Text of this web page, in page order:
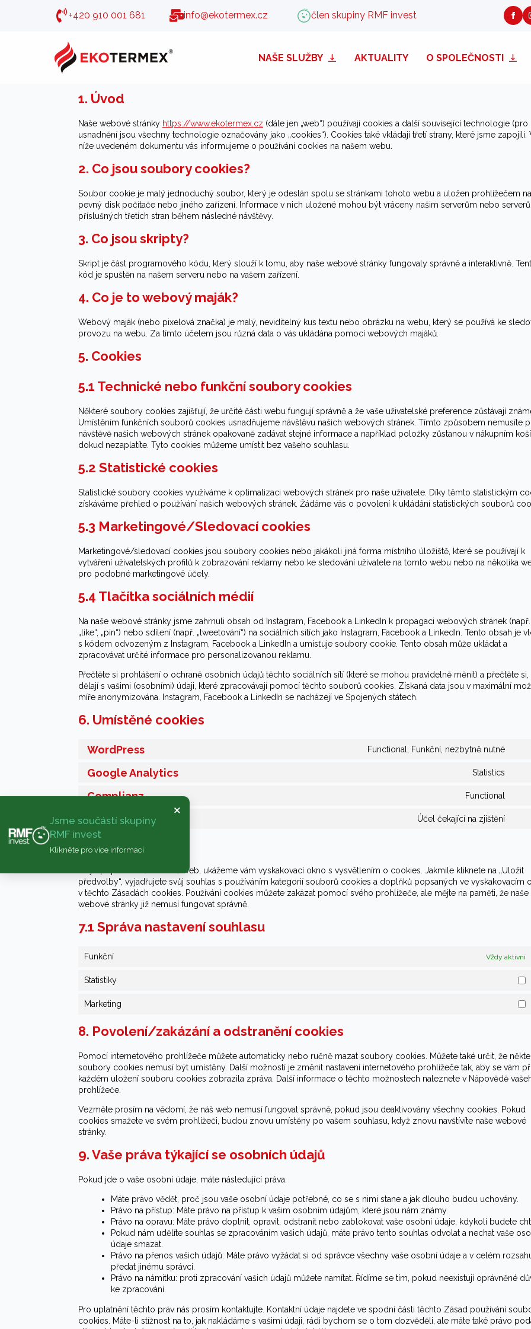
+420 910 001 681 info@ekotermex.cz člen skupiny RMF invest
NAŠE SLUŽBY AKTUALITY O SPOLEČNOSTI
×
Jsme součástí skupiny
RMF invest
Klikněte pro více informací
Tyto Zásady cookies byly naposledy aktualizovány 2. 6. 2026 a vztahují se na občany a osoby s trvalým pobytem v
1. Úvod
Naše webové stránky https://www.ekotermex.cz (dále jen „web“) používají cookies a další související technologie (pro
usnadnění jsou všechny technologie označovány jako „cookies“). Cookies také vkládají třetí strany, které jsme zapojili.
níže uvedeném dokumentu vás informujeme o používání cookies na našem webu.
2. Co jsou soubory cookies?
Soubor cookie je malý jednoduchý soubor, který je odeslán spolu se stránkami tohoto webu a uložen prohlížečem na
pevný disk počítače nebo jiného zařízení. Informace v nich uložené mohou být vráceny našim serverům nebo
příslušných třetích stran během následné návštěvy.
3. Co jsou skripty?
Skript je část programového kódu, který slouží k tomu, aby naše webové stránky fungovaly správně a interaktivně.
kód je spuštěn na našem serveru nebo na vašem zařízení.
4. Co je to webový maják?
Webový maják (nebo pixelová značka) je malý, neviditelný kus textu nebo obrázku na webu, který se používá ke
provozu na webu. Za tímto účelem jsou různá data o vás ukládána pomocí webových majáků.
5. Cookies
5.1 Technické nebo funkční soubory cookies
Některé soubory cookies zajišťují, že určité části webu fungují správně a že vaše uživatelské preference zůstávají
Umístěním funkčních souborů cookies usnadňujeme návštěvu našich webových stránek. Tímto způsobem nemusíte
návštěvě našich webových stránek opakovaně zadávat stejné informace a například položky zůstanou v nákupním
dokud nezaplatíte. Tyto cookies můžeme umístit bez vašeho souhlasu.
5.2 Statistické cookies
Statistické soubory cookies využíváme k optimalizaci webových stránek pro naše uživatele. Díky těmto statistickým
získáváme přehled o používání našich webových stránek. Žádáme vás o povolení k ukládání statistických souborů
5.3 Marketingové/Sledovací cookies
Marketingové/sledovací cookies jsou soubory cookies nebo jakákoli jiná forma místního úložiště, které se používají k
vytváření uživatelských profilů k zobrazování reklamy nebo ke sledování uživatele na tomto webu nebo na několika
pro podobné marketingové účely.
5.4 Tlačítka sociálních médií
Na naše webové stránky jsme zahrnuli obsah od Instagram, Facebook a LinkedIn k propagaci webových stránek (např.
„like“, „pin“) nebo sdílení (např. „tweetování“) na sociálních sítích jako Instagram, Facebook a LinkedIn. Tento obsah je
s kódem odvozeným z Instagram, Facebook a LinkedIn a umísťuje soubory cookie. Tento obsah může ukládat a
zpracovávat určité informace pro personalizovanou reklamu.
Přečtěte si prohlášení o ochraně osobních údajů těchto sociálních sítí (které se mohou pravidelně měnit) a přečtěte si,
dělají s vašimi (osobními) údaji, které zpracovávají pomocí těchto souborů cookies. Získaná data jsou v maximální
míře anonymizována. Instagram, Facebook a LinkedIn se nacházejí ve Spojených státech.
6. Umístěné cookies
WordPress Functional, Funkční, nezbytně nutné
Google Analytics Statistics
Complianz Functional
Ostatní Účel čekající na zjištění
7. Souhlas
Když poprvé navštívíte náš web, ukážeme vám vyskakovací okno s vysvětlením o cookies. Jakmile kliknete na „Uložit
předvolby“, vyjadřujete svůj souhlas s používáním kategorií souborů cookies a doplňků popsaných ve vyskakovacím
v těchto Zásadách cookies. Používání cookies můžete zakázat pomocí svého prohlížeče, ale mějte na paměti, že naše
webové stránky již nemusí fungovat správně.
7.1 Správa nastavení souhlasu
Funkční Vždy aktivní
Statistiky
Marketing
8. Povolení/zakázání a odstranění cookies
Pomocí internetového prohlížeče můžete automaticky nebo ručně mazat soubory cookies. Můžete také určit, že
soubory cookies nemusí být umístěny. Další možností je změnit nastavení internetového prohlížeče tak, aby se vám při
každém uložení souboru cookies zobrazila zpráva. Další informace o těchto možnostech naleznete v Nápovědě
prohlížeče.
Vezměte prosím na vědomí, že náš web nemusí fungovat správně, pokud jsou deaktivovány všechny cookies. Pokud
cookies smažete ve svém prohlížeči, budou znovu umístěny po vašem souhlasu, když znovu navštívíte naše webové
stránky.
9. Vaše práva týkající se osobních údajů
Pokud jde o vaše osobní údaje, máte následující práva:
Máte právo vědět, proč jsou vaše osobní údaje potřebné, co se s nimi stane a jak dlouho budou uchovány.
Právo na přístup: Máte právo na přístup k vašim osobním údajům, které jsou nám známy.
Právo na opravu: Máte právo doplnit, opravit, odstranit nebo zablokovat vaše osobní údaje, kdykoli budete
Pokud nám udělíte souhlas se zpracováním vašich údajů, máte právo tento souhlas odvolat a nechat vaše
údaje smazat.
Právo na přenos vašich údajů: Máte právo vyžádat si od správce všechny vaše osobní údaje a v celém
předat jinému správci.
Právo na námitku: proti zpracování vašich údajů můžete namítat. Řídíme se tím, pokud neexistují oprávněné
ke zpracování.
Pro uplatnění těchto práv nás prosím kontaktujte. Kontaktní údaje najdete ve spodní části těchto Zásad používání
cookies. Máte-li stížnost na to, jak nakládáme s vašimi údaji, rádi bychom se o tom dozvěděli, ale máte také právo